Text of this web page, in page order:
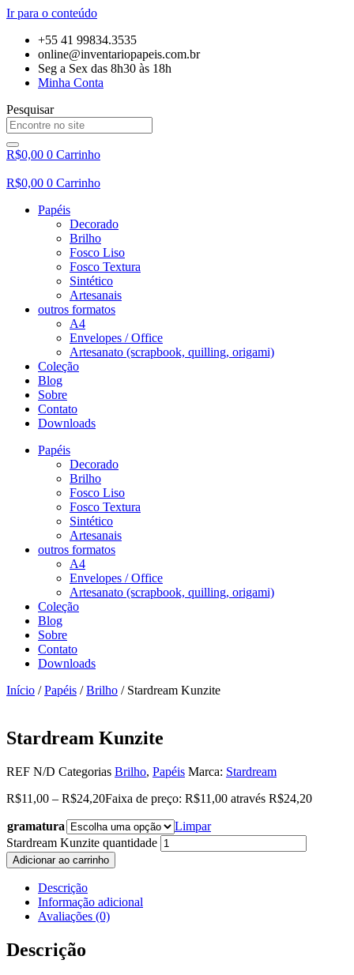
Ir para o conteúdo
+55 41 99834.3535
online@inventariopapeis.com.br
Seg a Sex das 8h30 às 18h
Minha Conta
Pesquisar
R$0,00 0 Carrinho
R$0,00 0 Carrinho
Papéis
Decorado
Brilho
Fosco Liso
Fosco Textura
Sintético
Artesanais
outros formatos
A4
Envelopes / Office
Artesanato (scrapbook, quilling, origami)
Coleção
Blog
Sobre
Contato
Downloads
Papéis
Decorado
Brilho
Fosco Liso
Fosco Textura
Sintético
Artesanais
outros formatos
A4
Envelopes / Office
Artesanato (scrapbook, quilling, origami)
Coleção
Blog
Sobre
Contato
Downloads
Início /Papéis /Brilho / Stardream Kunzite
Stardream Kunzite
REF N/D Categorias Brilho, Papéis Marca: Stardream
R$11,00 – R$24,20Faixa de preço: R$11,00 através R$24,20
gramatura
Limpar
Stardream Kunzite quantidade
Adicionar ao carrinho
Descrição
Informação adicional
Avaliações (0)
Descrição